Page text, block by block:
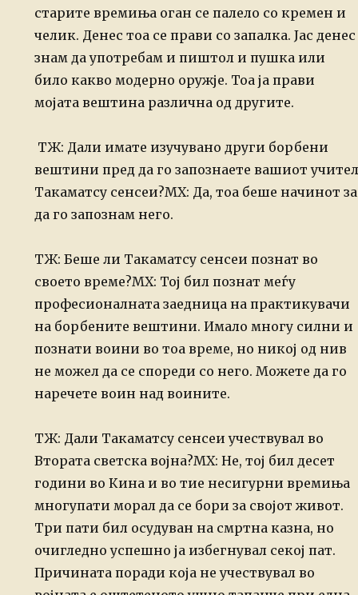
старите времиња оган се палело со кремен и
челик. Денес тоа се прави со запалка. Јас денес
знам да употребам и пиштол и пушка или
било какво модерно оружје. Тоа ја прави
мојата вештинаразлична од другите.
ТЖ: Дали имате изучувано други борбени
вештини пред да го запознаете вашиот учител
Такаматсу сенсеи?МХ: Да, тоа беше начинот за
да го запознам него.
ТЖ: Беше ли Такаматсу сенсеи познат во
своето време?МХ: Тој бил познат меѓу
професионалната заедница на практикувачи
наборбените вештини. Имало многу силни и
познати воини во тоа време, но никој од нив
не можел да се спореди со него. Можете да го
наречете воин над воините.
ТЖ: Дали Такаматсу сенсеи учествувал во
Втората светска војна?МХ: Не, тој бил десет
години во Кина и во тие несигурни времиња
многупати морал да се бори за својот живот.
Три пати бил осудуван на смртна казна, но
очигледно успешно ја избегнувал секој пат.
Причината поради која не учествувал во